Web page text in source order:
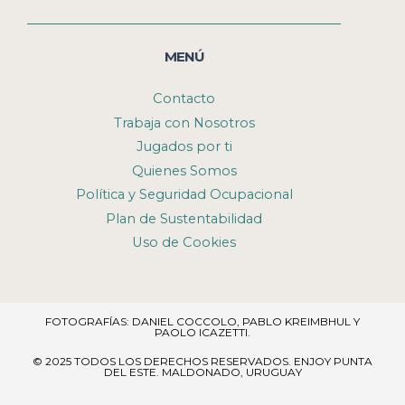
MENÚ
Contacto
Trabaja con Nosotros
Jugados por ti
Quienes Somos
Política y Seguridad Ocupacional
Plan de Sustentabilidad
Uso de Cookies
FOTOGRAFÍAS: DANIEL COCCOLO, PABLO KREIMBHUL Y
PAOLO ICAZETTI.
© 2025 TODOS LOS DERECHOS RESERVADOS​. ENJOY PUNTA
DEL ESTE. MALDONADO, URUGUAY